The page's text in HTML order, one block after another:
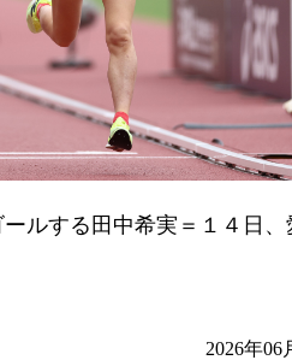
ルする田中希実＝１４日、
2026年06